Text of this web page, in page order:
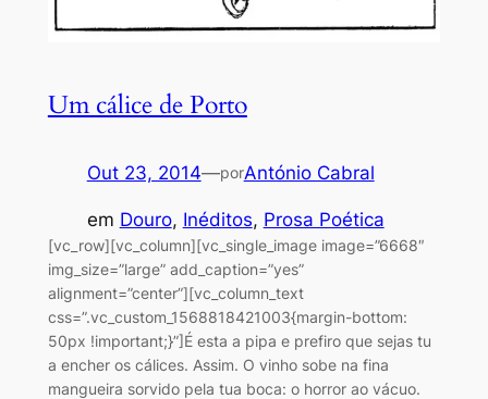
Um cálice de Porto
Out 23, 2014—porAntónio Cabral
em Douro, Inéditos, Prosa Poética
[vc_row][vc_column][vc_single_image image=”6668″
img_size=”large” add_caption=”yes”
alignment=”center”][vc_column_text
css=”.vc_custom_1568818421003{margin-bottom:
50px !important;}”]É esta a pipa e prefiro que sejas tu
a encher os cálices. Assim. O vinho sobe na fina
mangueira sorvido pela tua boca: o horror ao vácuo.